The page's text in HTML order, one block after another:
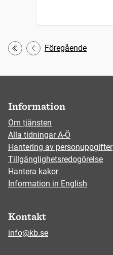
Första
Föregående
Information
Om tjänsten
Alla tidningar A-Ö
Hantering av personuppgifter
Tillgänglighetsredogörelse
Hantera kakor
Information in English
Kontakt
info@kb.se